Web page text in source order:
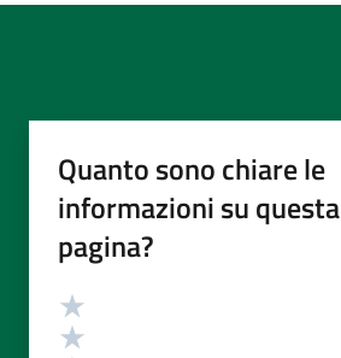
Quanto sono chiare le
informazioni su questa
pagina?
Valutazione